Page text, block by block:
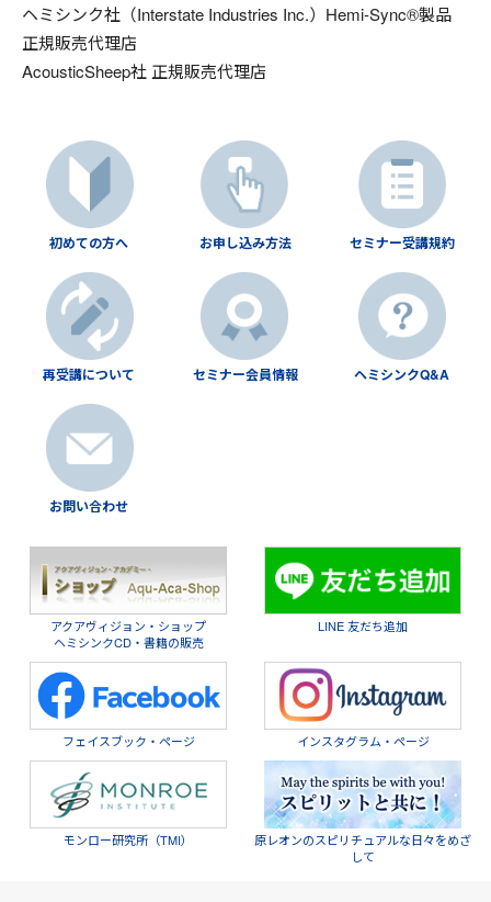
ヘミシンク社（Interstate Industries Inc.）Hemi-Sync®製品
正規販売代理店
AcousticSheep社 正規販売代理店
初めての方へ お申し込み方法 セミナー受講規約
再受講について セミナー会員情報 ヘミシンクQ&A
お問い合わせ
アクアヴィジョン・ショップ
ヘミシンクCD・書籍の販売
LINE 友だち追加
フェイスブック・ページ インスタグラム・ページ
モンロー研究所（TMI）
原レオンのスピリチュアルな日々をめざ
して